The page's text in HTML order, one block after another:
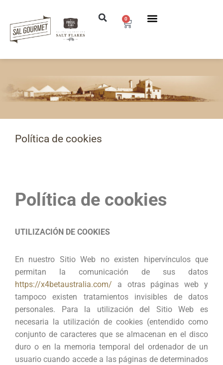
Saltar
al
0
Política de cookies
Política de cookies
UTILIZACIÓN DE COOKIES
En nuestro Sitio Web no existen hipervínculos que
permitan la comunicación de sus datos
https://x4betaustralia.com/ a otras páginas web y
tampoco existen tratamientos invisibles de datos
personales. Para la utilización del Sitio Web es
necesaria la utilización de cookies (entendido como
conjunto de caracteres que se almacenan en el disco
duro o en la memoria temporal del ordenador de un
usuario cuando accede a las páginas de determinados